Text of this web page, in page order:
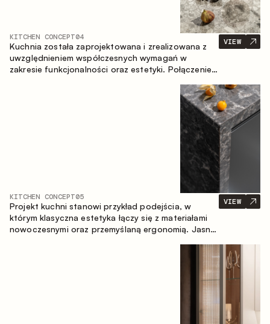
KITCHEN CONCEPT04
Kuchnia została zaprojektowana i zrealizowana z
uwzględnieniem współczesnych wymagań w
zakresie funkcjonalności oraz estetyki. Połączenie
VIEW
KITCHEN CONCEPT05
Projekt kuchni stanowi przykład podejścia, w
którym klasyczna estetyka łączy się z materiałami
nowoczesnymi oraz przemyślaną ergonomią. Jasna
VIEW